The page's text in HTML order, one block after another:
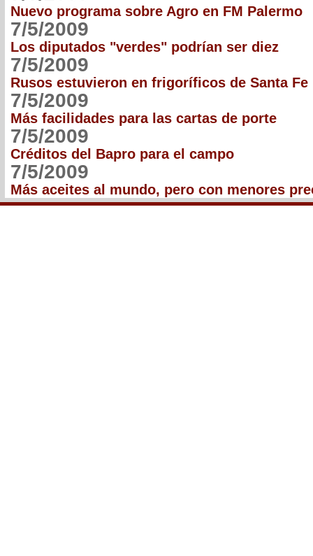
Nuevo programa sobre Agro en FM Palermo
7/5/2009
Los diputados "verdes" podrían ser diez
7/5/2009
Rusos estuvieron en frigoríficos de Santa Fe
7/5/2009
Más facilidades para las cartas de porte
7/5/2009
Créditos del Bapro para el campo
7/5/2009
Más aceites al mundo, pero con menores